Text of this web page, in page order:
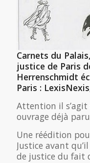
Carnets du
justice de Paris
Herrenschmidt
Paris :
Attention il s’agit
ouvrage déjà
Une réédition
Justice avant
de justice du fait